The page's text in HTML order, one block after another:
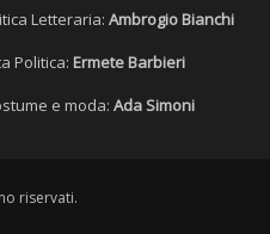
Letteraria: Ambrogio Bianchi
Politica: Ermete Barbieri
e moda: Ada Simoni
riservati.